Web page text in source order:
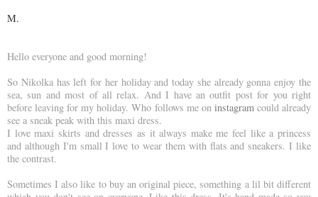
M.
Hello everyone and good morning!
So Nikolka has left for her holiday and today she already gonna enjoy the
sea, sun and most of all relax. And I have an outfit post for you right
before leaving for my holiday. Who follows me on instagramcould already
see a sneak peak with this maxi dress.
I love maxi skirts and dresses as it always make me feel like a princess
and although I'm small I love to wear them with flats and sneakers. I like
the contrast.
Sometimes I also like to buy an original piece, something a lil bit different